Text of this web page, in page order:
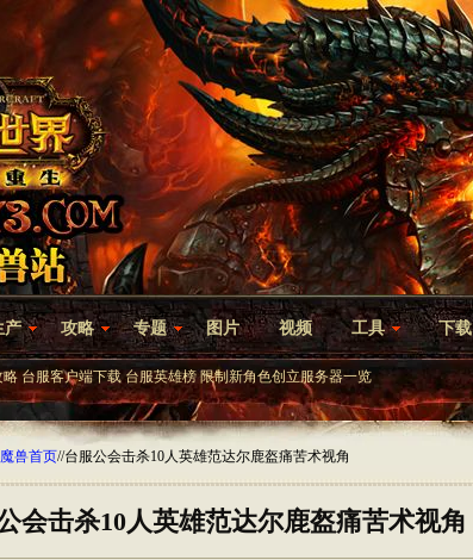
产 攻略 专题 图片 视频 工具 下载
略 台服客户端下载 台服英雄榜 限制新角色创立服务器一览
兽首页//台服公会击杀10人英雄范达尔鹿盔痛苦术视角
会击杀10人英雄范达尔鹿盔痛苦术视角